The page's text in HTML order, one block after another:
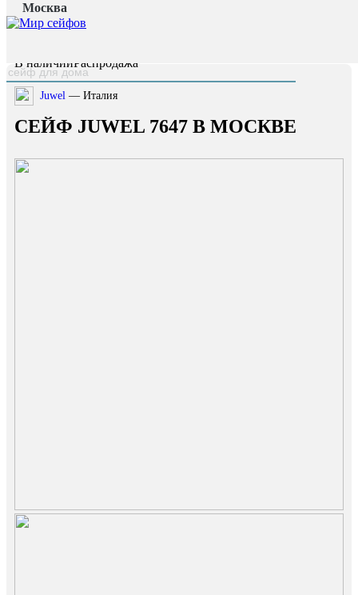
Москва
Главная страница
Каталог /
В наличииРаспродажа
Juwel — Италия
СЕЙФ JUWEL 7647 В МОСКВЕ